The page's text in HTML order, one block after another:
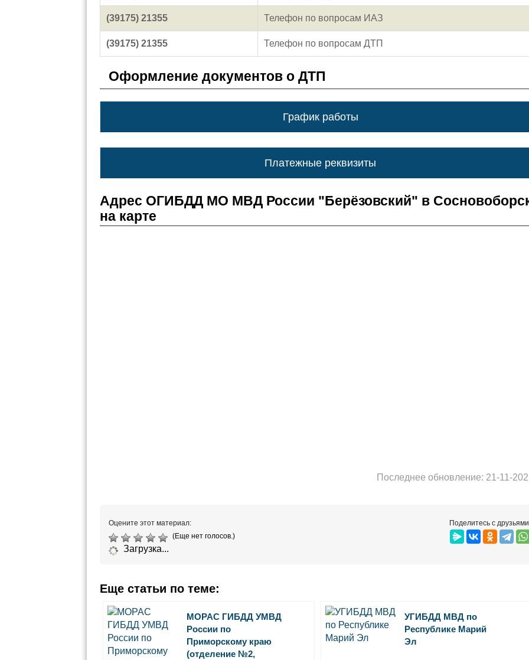
(39175) 21355 Телефон по вопросам ИАЗ
(39175) 21355 Телефон по вопросам ДТП
Оформление документов о ДТП
График работы
Платежные реквизиты
Адрес ОГИБДД МО МВД России "Берёзовский" в
на карте
Последнее обновление: 21-11-
Оцените этот материал:
(Еще нет голосов.)
Загрузка...
Поделитесь с
Еще статьи по теме:
МОРАС ГИБДД УМВД
России по
Приморскому краю
(отделение №2,
УГИБДД МВД по
Республике Марий
Эл